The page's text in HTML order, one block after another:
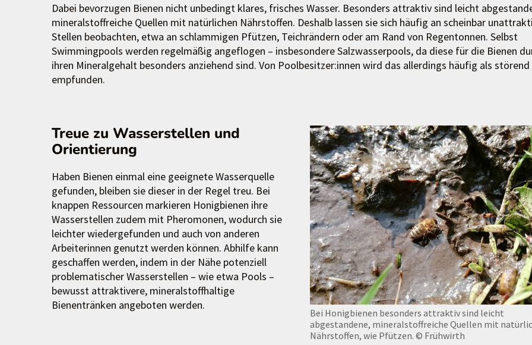
Dabei bevorzugen Bienen nicht unbedingt klares, frisches Wasser. Besonders attraktiv sind leicht
mineralstoffreiche Quellen mit natürlichen Nährstoffen. Deshalb lassen sie sich häufig an scheinbar
Stellen beobachten, etwa an schlammigen Pfützen, Teichrändern oder am Rand von Regentonnen. Selbst
Swimmingpools werden regelmäßig angeflogen – insbesondere Salzwasserpools, da diese für die Bienen
ihren Mineralgehalt besonders anziehend sind. Von Poolbesitzer:innen wird das allerdings häufig als störend
empfunden.
Bei Honigbienen besonders attraktiv sind leicht
abgestandene, mineralstoffreiche Quellen mit
Nährstoffen, wie Pfützen. © Frühwirth
Treue zu Wasserstellen und
Orientierung
Haben Bienen einmal eine geeignete Wasserquelle
gefunden, bleiben sie dieser in der Regel treu. Bei
knappen Ressourcen markieren Honigbienen ihre
Wasserstellen zudem mit Pheromonen, wodurch sie
leichter wiedergefunden und auch von anderen
Arbeiterinnen genutzt werden können. Abhilfe kann
geschaffen werden, indem in der Nähe potenziell
problematischer Wasserstellen – wie etwa Pools –
bewusst attraktivere, mineralstoffhaltige
Bienentränken angeboten werden.